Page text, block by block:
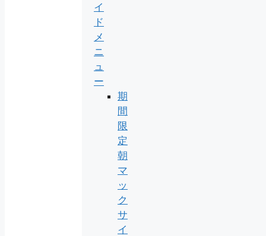
イ
ド
メ
ニ
ュ
ー
期
間
限
定
朝
マ
ッ
ク
サ
イ